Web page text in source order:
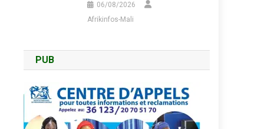
06/08/2026
Afrikinfos-Mali
PUB